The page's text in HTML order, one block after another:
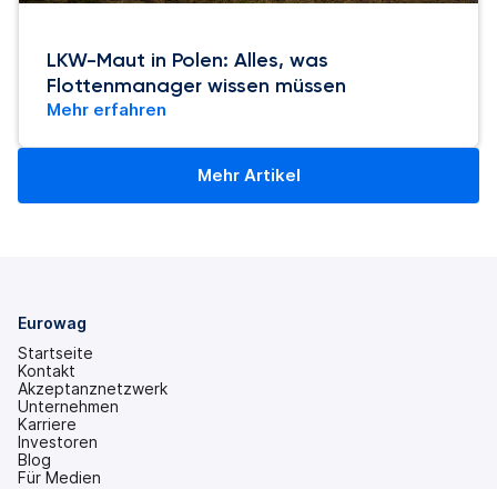
LKW-Maut in Polen: Alles, was
Flottenmanager wissen müssen
Mehr erfahren
Mehr Artikel
Eurowag
Startseite
Kontakt
Akzeptanznetzwerk
Unternehmen
Karriere
Investoren
(wird
in
Blog
Für Medien